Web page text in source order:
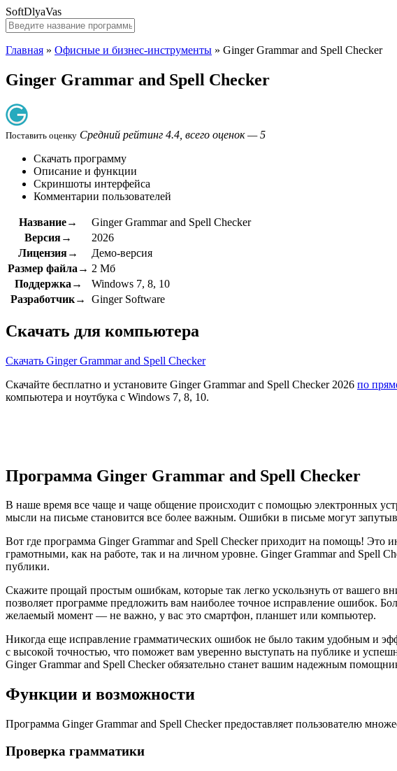
SoftDlyaVas
Главная » Офисные и бизнес-инструменты » Ginger Grammar and Spell Checker
Ginger Grammar and Spell Checker
Поставить оценку Средний рейтинг 4.4, всего оценок — 5
Скачать программу
Описание и функции
Скриншоты интерфейса
Комментарии пользователей
Название→
Ginger Grammar and Spell Checker
Версия→
2026
Лицензия→
Демо-версия
Размер файла→ 2 Мб
Поддержка→
Windows 7, 8, 10
Разработчик→
Ginger Software
Скачать для компьютера
Скачать Ginger Grammar and Spell Checker
Скачайте бесплатно и установите Ginger Grammar and Spell Checker 2026 по
компьютера и ноутбука с Windows 7, 8, 10.
Программа Ginger Grammar and Spell Checker
В наше время все чаще и чаще общение происходит с помощью электронных
мысли на письме становится все более важным. Ошибки в письме могут
Вот где программа Ginger Grammar and Spell Checker приходит на помощь! Это
грамотными, как на работе, так и на личном уровне. Ginger Grammar and
публики.
Скажите прощай простым ошибкам, которые так легко ускользнуть от вашего
позволяет программе предложить вам наиболее точное исправление ошибок.
желаемый момент — не важно, у вас это смартфон, планшет или компьютер.
Никогда еще исправление грамматических ошибок не было таким удобным и
с высокой точностью, что поможет вам уверенно выступать на публике и
Ginger Grammar and Spell Checker обязательно станет вашим надежным
Функции и возможности
Программа Ginger Grammar and Spell Checker предоставляет пользователю
Проверка грамматики